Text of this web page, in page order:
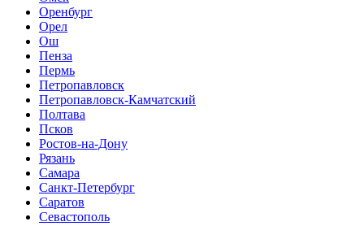
Оренбург
Орел
Ош
Пенза
Пермь
Петропавловск
Петропавловск-Камчатский
Полтава
Псков
Ростов-на-Дону
Рязань
Самара
Санкт-Петербург
Саратов
Севастополь